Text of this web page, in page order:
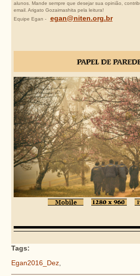
alunos. Mande sempre que desejar sua opinião,
email. Arigato Gozaimashita pela leitura!
Equipe Egan -
egan@niten.org.br
Tags:
Egan2016_Dez,